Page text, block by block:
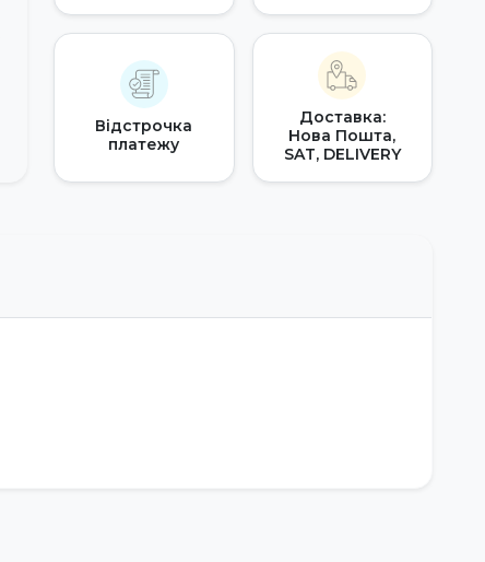
Відстрочка
платежу
Доставка:
Нова Пошта,
SAT, DELIVERY